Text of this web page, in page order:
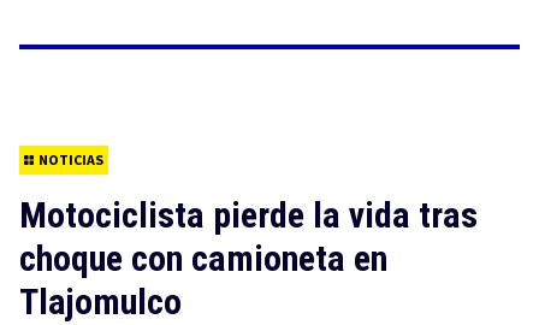
NOTICIAS
Motociclista pierde la vida tras
choque con camioneta en
Tlajomulco